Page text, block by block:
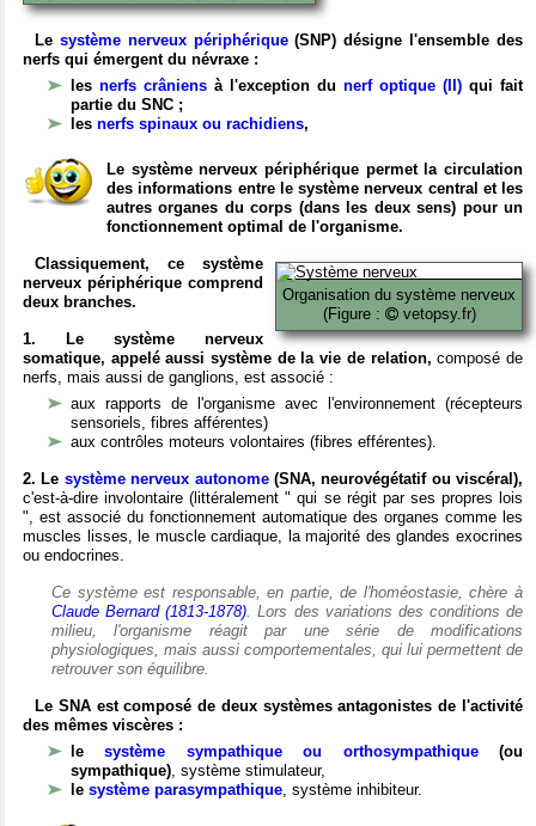
Le système nerveux périphérique(SNP) désigne l'ensemble des
nerfs qui émergent du névraxe :
les nerfs crâniens à l'exception du nerf optique (II) qui fait
partie du SNC ;
les nerfs spinaux ou rachidiens,
Le système nerveux périphérique permet la circulation
des informations entre le système nerveux central et les
autres organes du corps (dans les deux sens) pour un
fonctionnement optimal de l'organisme.
Organisation du système nerveux
(Figure :
vetopsy.fr)
Classiquement, ce système
nerveux périphérique comprend
deux branches.
1. Le système nerveux
somatique, appelé aussi système de la vie de relation, composé de
nerfs, mais aussi de ganglions, est associé :
aux rapports de l'organisme avec l'environnement (récepteurs
sensoriels, fibres afférentes)
aux contrôles moteurs volontaires (fibres efférentes).
2. Le système nerveux autonome(SNA, neurovégétatif ou viscéral),
c'est-à-dire involontaire (littéralement " qui se régit par ses propres lois
", est associé du fonctionnement automatique des organes comme les
muscles lisses, le muscle cardiaque, la majorité des glandes exocrines
ou endocrines.
Ce système est responsable, en partie, de l'homéostasie, chère à
Claude Bernard (1813-1878). Lors des variations des conditions de
milieu, l'organisme réagit par une série de modifications
physiologiques, mais aussi comportementales, qui lui permettent de
retrouver son équilibre.
Le SNA est composé de deux systèmes antagonistes de l'activité
des mêmes viscères :
lesystème sympathique ou orthosympathique(ou
sympathique), système stimulateur,
le système parasympathique, système inhibiteur.